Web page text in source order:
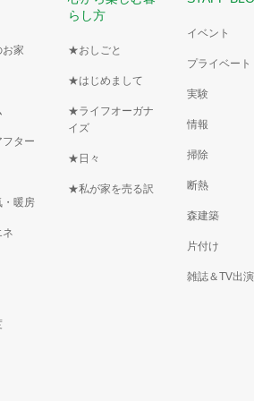
お家
フター
・暖房
ネ
らし方
★おしごと
★はじめまして
★ライフオーガナ
イズ
★日々
★私が家を売る訳
イベント
プライベート
実験
情報
掃除
断熱
森建築
片付け
雑誌＆TV出